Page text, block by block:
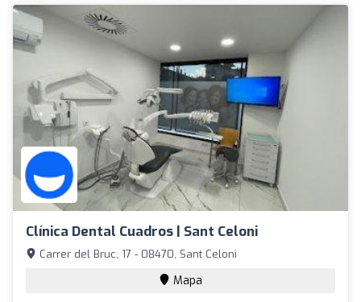
Clínica Dental Cuadros | Sant Celoni
Carrer del Bruc, 17 - 08470, Sant Celoni
Mapa